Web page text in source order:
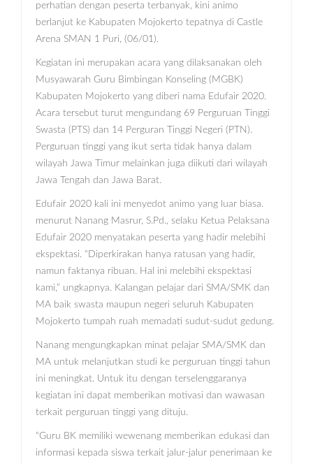
perhatian dengan peserta terbanyak, kini animo
berlanjut ke Kabupaten Mojokerto tepatnya di Castle
Arena SMAN 1 Puri, (06/01).
Kegiatan ini merupakan acara yang dilaksanakan oleh
Musyawarah Guru Bimbingan Konseling (MGBK)
Kabupaten Mojokerto yang diberi nama Edufair 2020.
Acara tersebut turut mengundang 69 Perguruan Tinggi
Swasta (PTS) dan 14 Perguran Tinggi Negeri (PTN).
Perguruan tinggi yang ikut serta tidak hanya dalam
wilayah Jawa Timur melainkan juga diikuti dari wilayah
Jawa Tengah dan Jawa Barat.
Edufair 2020 kali ini menyedot animo yang luar biasa.
menurut Nanang Masrur, S.Pd., selaku Ketua Pelaksana
Edufair 2020 menyatakan peserta yang hadir melebihi
ekspektasi. “Diperkirakan hanya ratusan yang hadir,
namun faktanya ribuan. Hal ini melebihi ekspektasi
kami,” ungkapnya. Kalangan pelajar dari SMA/SMK dan
MA baik swasta maupun negeri seluruh Kabupaten
Mojokerto tumpah ruah memadati sudut-sudut gedung.
Nanang mengungkapkan minat pelajar SMA/SMK dan
MA untuk melanjutkan studi ke perguruan tinggi tahun
ini meningkat. Untuk itu dengan terselenggaranya
kegiatan ini dapat memberikan motivasi dan wawasan
terkait perguruan tinggi yang dituju.
“Guru BK memiliki wewenang memberikan edukasi dan
informasi kepada siswa terkait jalur-jalur penerimaan ke